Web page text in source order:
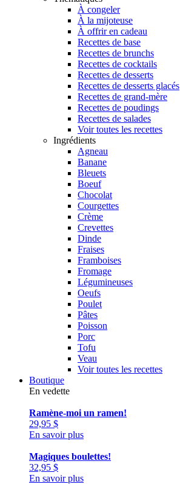
À congeler
À la mijoteuse
À offrir en cadeau
Recettes de base
Recettes de brunchs
Recettes de cocktails
Recettes de desserts
Recettes de desserts glacés
Recettes de grand-mère
Recettes de poudings
Recettes de salades
Voir toutes les recettes
Ingrédients
Agneau
Banane
Bleuets
Boeuf
Chocolat
Courgettes
Crème
Crevettes
Dinde
Fraises
Framboises
Fromage
Légumineuses
Oeufs
Poulet
Pâtes
Poisson
Porc
Tofu
Veau
Voir toutes les recettes
Boutique
En vedette
Ramène-moi un ramen!
29,95 $
En savoir plus
Magiques boulettes!
32,95 $
En savoir plus